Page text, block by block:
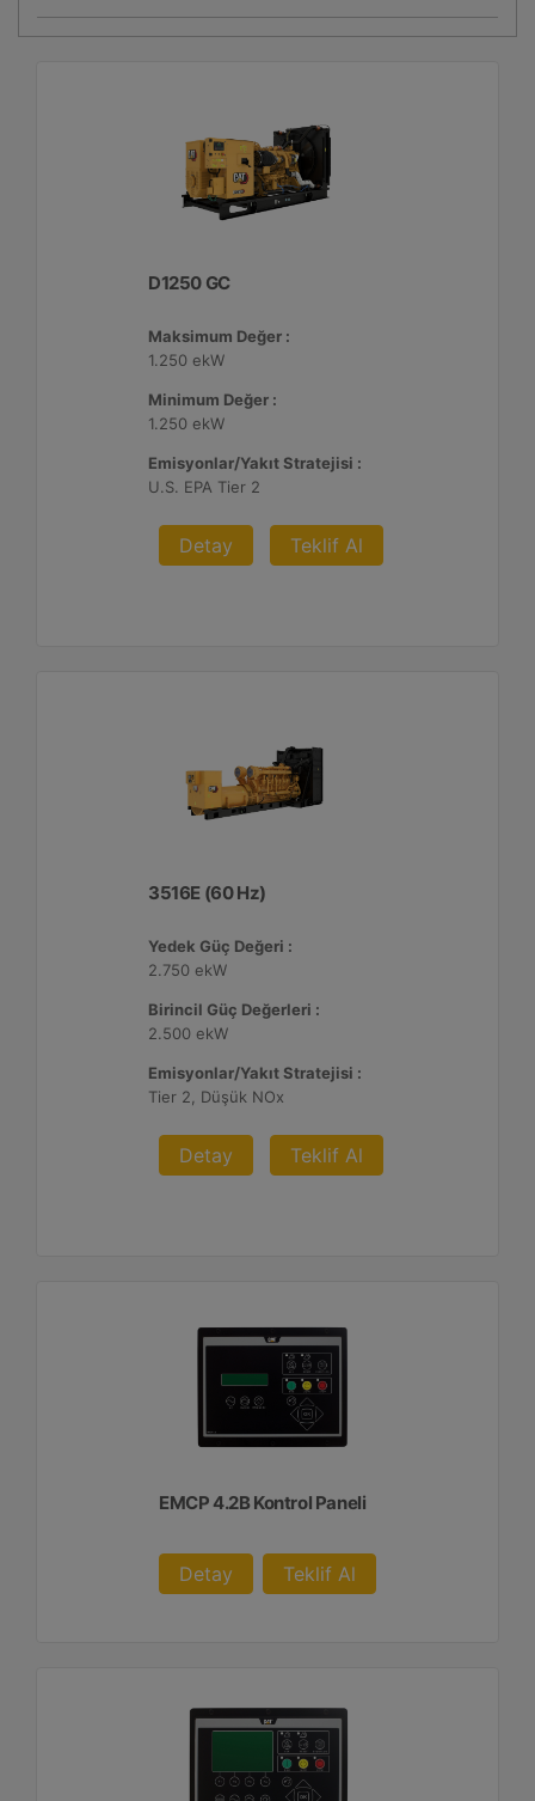
D1250 GC
Maksimum Değer :
1.250 ekW
Minimum Değer :
1.250 ekW
Emisyonlar/Yakıt Stratejisi :
U.S. EPA Tier 2
Detay Teklif Al
3516E (60 Hz)
Yedek Güç Değeri :
2.750 ekW
Birincil Güç Değerleri :
2.500 ekW
Emisyonlar/Yakıt Stratejisi :
Tier 2, Düşük NOx
Detay Teklif Al
EMCP 4.2B Kontrol Paneli
Detay Teklif Al